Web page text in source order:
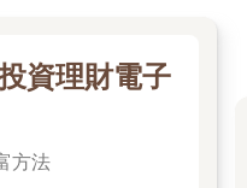
資作業難道沒這個能耐
界上每一個人的利益，所
部」事務。本書主張相同
分配，已使Covid-19的威
資理財電子
方法